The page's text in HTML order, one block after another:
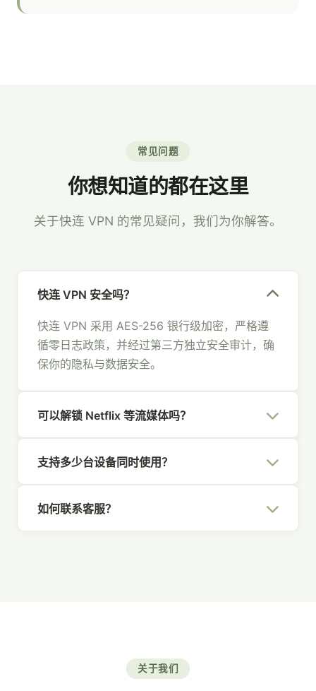
常见问题
你想知道的都在这里
关于快连 VPN 的常见疑问，我们为你解答。
快连 VPN 安全吗？
快连 VPN 采用 AES-256 银行级加密，严格遵
循零日志政策，并经过第三方独立安全审计，确
保你的隐私与数据安全。
可以解锁 Netflix 等流媒体吗？
支持 Netflix、Hulu、Disney+、YouTube 等主
流平台，畅享全球内容。
支持多少台设备同时使用？
盖你的所有设备，全家共享安全网络。
如何联系客服？
关于我们